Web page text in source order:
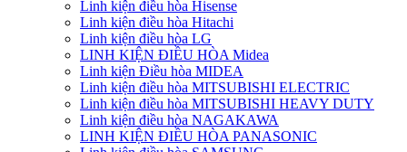
Linh kiện điều hòa Hisense
Linh kiện điều hòa Hitachi
Linh kiện điều hòa LG
LINH KIỆN ĐIỀU HÒA Midea
Linh kiện Điều hòa MIDEA
Linh kiện điều hòa MITSUBISHI ELECTRIC
Linh kiện điều hòa MITSUBISHI HEAVY DUTY
Linh kiện điều hòa NAGAKAWA
LINH KIỆN ĐIỀU HÒA PANASONIC